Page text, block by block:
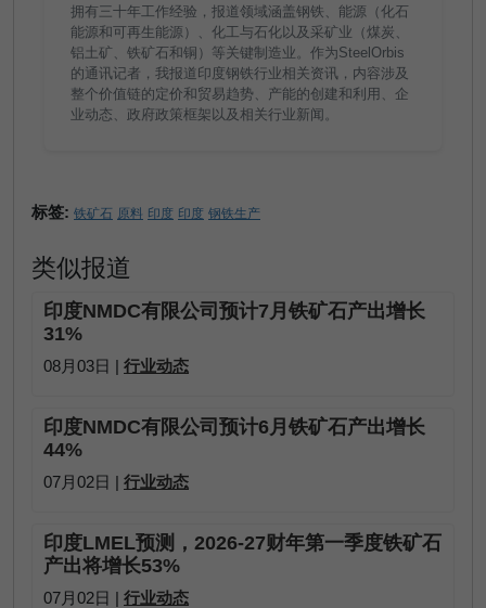
拥有三十年工作经验，报道领域涵盖钢铁、能源（化石
能源和可再生能源）、化工与石化以及采矿业（煤炭、
铝土矿、铁矿石和铜）等关键制造业。作为SteelOrbis
的通讯记者，我报道印度钢铁行业相关资讯，内容涉及
整个价值链的定价和贸易趋势、产能的创建和利用、企
业动态、政府政策框架以及相关行业新闻。
标签: 铁矿石 原料 印度 印度 钢铁生产
类似报道
印度NMDC有限公司预计7月铁矿石产出增长
31%
08月03日 | 行业动态
印度NMDC有限公司预计6月铁矿石产出增长
44%
07月02日 | 行业动态
印度LMEL预测，2026-27财年第一季度铁矿石
产出将增长53%
07月02日 | 行业动态